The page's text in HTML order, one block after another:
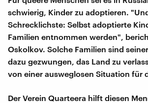
schwierig, Kinder zu adoptieren.
Schrecklichste: Selbst adoptierte
Familien entnommen werden",
Oskolkov. Solche Familien sind
dazu gezwungen, das Land zu
von einer ausweglosen Situation für
Der Verein Quarteera hilft diesen